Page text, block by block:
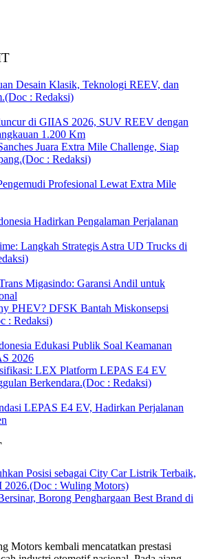
di GIIAS 2026, SUV REEV dengan
1.200 Km
Profesional Lewat Extra Mile
Hadirkan Pengalaman Perjalanan
Migasindo: Garansi Andil untuk
Edukasi Publik Soal Keamanan
2026
LEPAS E4 EV, Hadirkan Perjalanan
Borong Penghargaan Best Brand di
Motors kembali mencatatkan prestasi